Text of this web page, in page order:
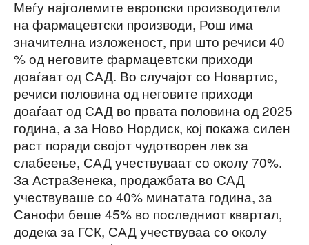
Меѓу најголемите европски производители
на фармацевтски производи, Рош има
значителна изложеност, при што речиси 40
% од неговите фармацевтски приходи
доаѓаат од САД. Во случајот со Новартис,
речиси половина од неговите приходи
доаѓаат од САД во првата половина од 2025
година, а за Ново Нордиск, кој покажа силен
раст поради својот чудотворен лек за
слабеење, САД учествуваат со околу 70%.
За АстраЗенека, продажбата во САД
учествуваше со 40% минатата година, за
Санофи беше 45% во последниот квартал,
додека за ГСК, САД учествуваа со околу